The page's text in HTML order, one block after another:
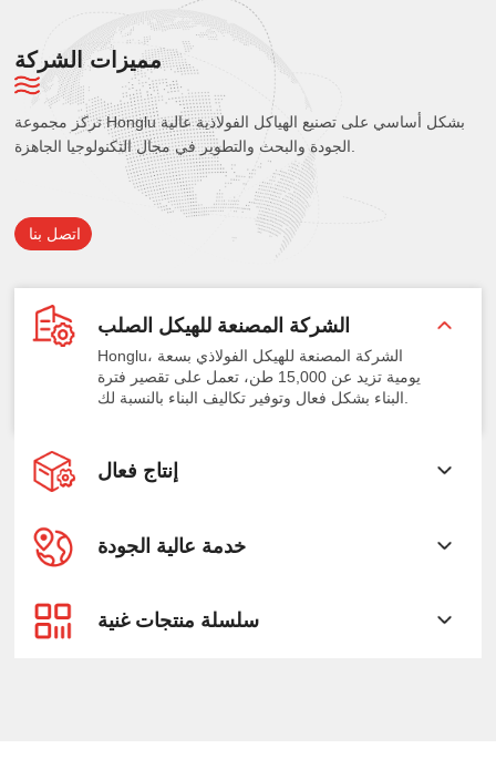
مميزات الشركة
تركز مجموعة Honglu بشكل أساسي على تصنيع الهياكل الفولاذية عالية
اتصل بنا
الشركة المصنعة للهيكل الصلب
Honglu، الشركة المصنعة للهيكل الفولاذي بسعة
يومية تزيد عن 15,000 طن، تعمل على تقصير فترة
البناء بشكل فعال وتوفير تكاليف البناء بالنسبة لك.
إنتاج فعال
خدمة عالية الجودة
سلسلة منتجات غنية